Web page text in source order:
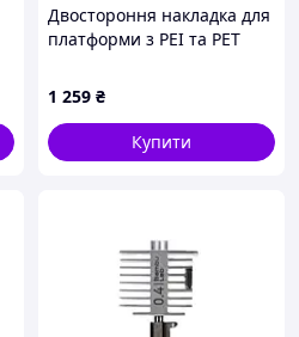
Двостороння накладка для
платформи з PEI та PET
3D принтера CREALITY
(4004090148)
1 259 ₴
Купити